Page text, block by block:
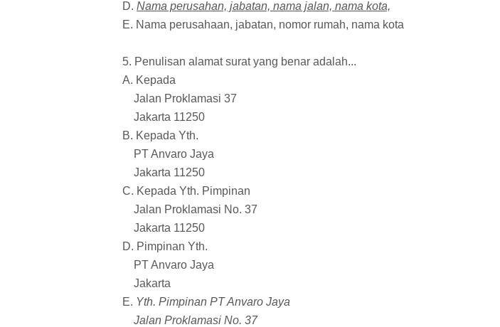
D. Nama perusahan, jabatan, nama jalan, nama kota,
E. Nama perusahaan, jabatan, nomor rumah, nama kota
5. Penulisan alamat surat yang benar adalah...
A. Kepada
Jalan Proklamasi 37
Jakarta 11250
B. Kepada Yth.
PT Anvaro Jaya
Jakarta 11250
C. Kepada Yth. Pimpinan
Jalan Proklamasi No. 37
Jakarta 11250
D. Pimpinan Yth.
PT Anvaro Jaya
Jakarta
E. Yth. Pimpinan PT Anvaro Jaya
Jalan Proklamasi No. 37